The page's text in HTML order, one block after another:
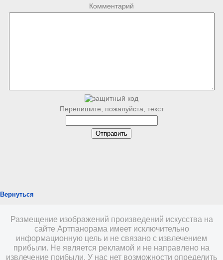
Комментарий
Перепишите, пожалуйста, текст
Вернуться
Размещение изображений произведений искусства на
сайте Артпанорама имеет исключительно
информационную цель и не связано с извлечением
прибыли. Не является рекламой и не направлено на
извлечение прибыли. У нас нет возможности определить